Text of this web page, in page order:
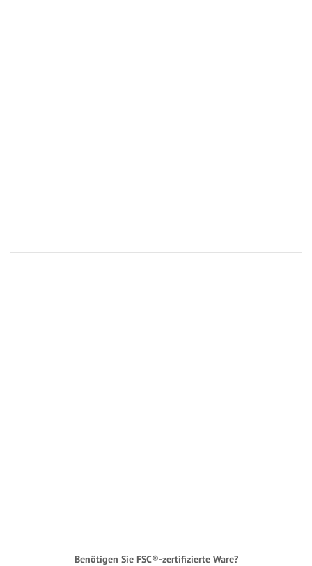
Benötigen Sie FSC®-zertifizierte Ware?